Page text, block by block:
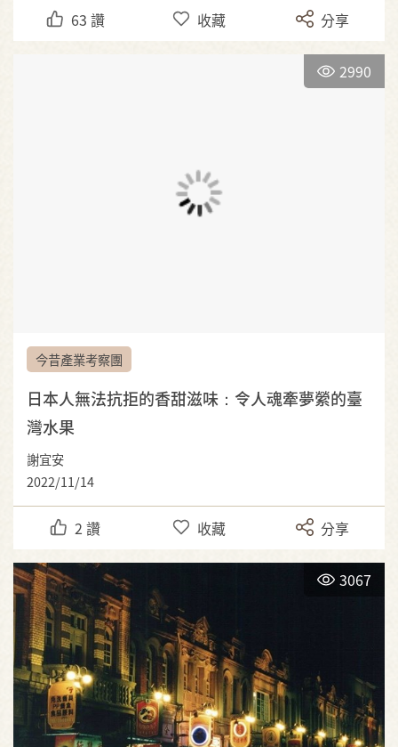
63 讚 收藏 分享
2990
今昔產業考察團
日本人無法抗拒的香甜滋味：令人魂牽夢縈的臺
灣水果
謝宜安
2022/11/14
2 讚 收藏 分享
3067